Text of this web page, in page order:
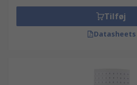
Tilføj
Datasheets